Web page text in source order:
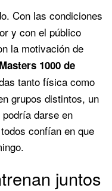
Con las condiciones
y con el público
la motivación de
Masters 1000 de
tanto física como
grupos distintos, un
darse en
confían en que
juntos